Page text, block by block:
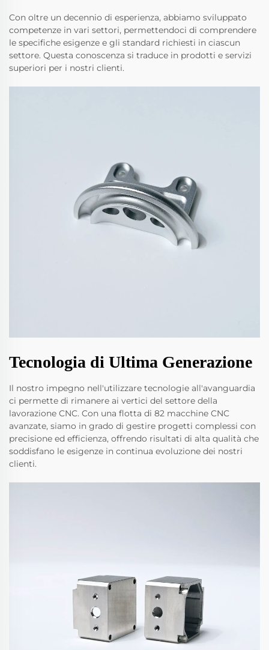
Con oltre un decennio di esperienza, abbiamo sviluppato
competenze in vari settori, permettendoci di comprendere
le specifiche esigenze e gli standard richiesti in ciascun
settore. Questa conoscenza si traduce in prodotti e servizi
superiori per i nostri clienti.
Tecnologia di Ultima Generazione
Il nostro impegno nell'utilizzare tecnologie all'avanguardia
ci permette di rimanere ai vertici del settore della
lavorazione CNC. Con una flotta di 82 macchine CNC
avanzate, siamo in grado di gestire progetti complessi con
precisione ed efficienza, offrendo risultati di alta qualità che
soddisfano le esigenze in continua evoluzione dei nostri
clienti.